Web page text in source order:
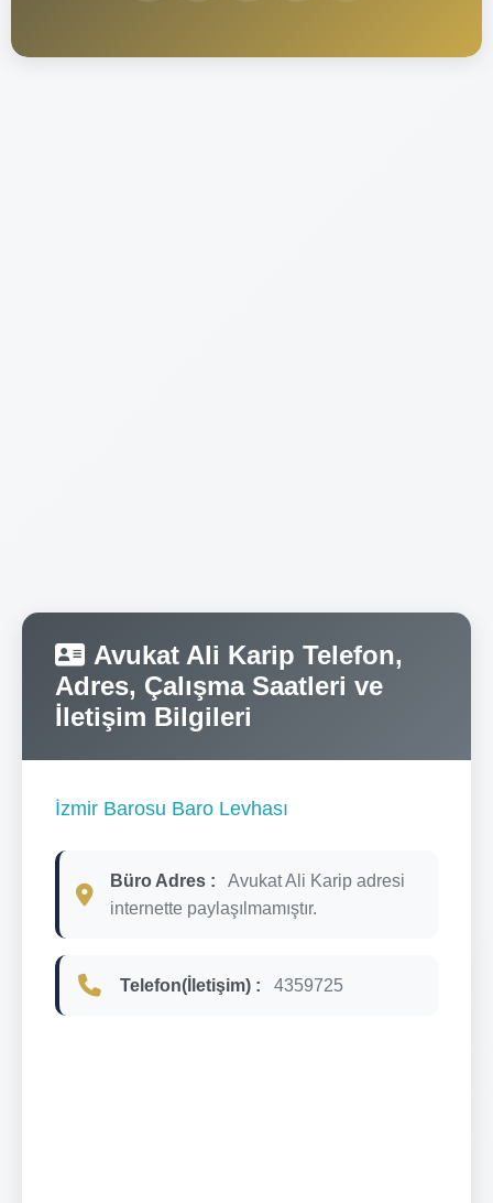
Avukat Ali Karip Telefon,
Adres, Çalışma Saatleri ve
İletişim Bilgileri
İzmir Barosu Baro Levhası
Büro Adres :
Avukat Ali Karip adresi
internette paylaşılmamıştır.
Telefon(İletişim) : 4359725